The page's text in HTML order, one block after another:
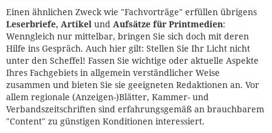
Einen ähnlichen Zweck wie "Fachvorträge" erfüllen übrigens
Leserbriefe, Artikel und Aufsätze für Printmedien:
Wenngleich nur mittelbar, bringen Sie sich doch mit deren
Hilfe ins Gespräch. Auch hier gilt: Stellen Sie Ihr Licht nicht
unter den Scheffel! Fassen Sie wichtige oder aktuelle Aspekte
Ihres Fachgebiets in allgemein verständlicher Weise
zusammen und bieten Sie sie geeigneten Redaktionen an. Vor
allem regionale (Anzeigen-)Blätter, Kammer- und
Verbandszeitschriften sind erfahrungsgemäß an brauchbarem
"Content" zu günstigen Konditionen interessiert.